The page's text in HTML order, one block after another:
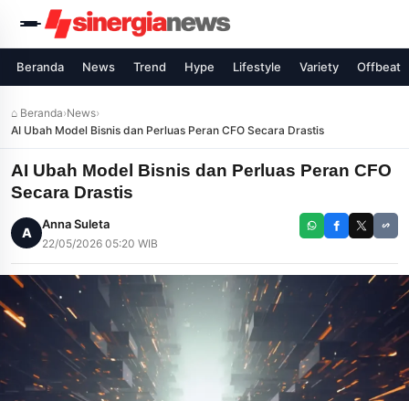
Beranda News Trend Hype Lifestyle Variety Offbeat
⌂ Beranda›News›
AI Ubah Model Bisnis dan Perluas Peran CFO Secara Drastis
AI Ubah Model Bisnis dan Perluas Peran CFO
Secara Drastis
A
Anna Suleta
22/05/2026 05:20 WIB